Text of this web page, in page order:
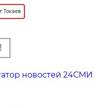
Токаев
новостей 24СМИ